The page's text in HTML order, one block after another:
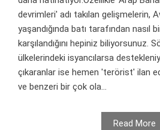
devrimleri' adı takılan gelişmelerin,
yaşandığında batı tarafından
karşılandığını hepiniz biliyorsunuz.
ülkelerindeki isyancılarsa
çıkaranlar ise hemen 'terörist' ilan
ve benzeri bir çok ola...
Read More